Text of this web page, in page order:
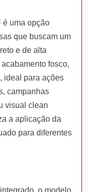
é uma opção
que buscam um
e de alta
fosco,
ideal para ações
campanhas
visual clean
a aplicação da
para diferentes
o modelo